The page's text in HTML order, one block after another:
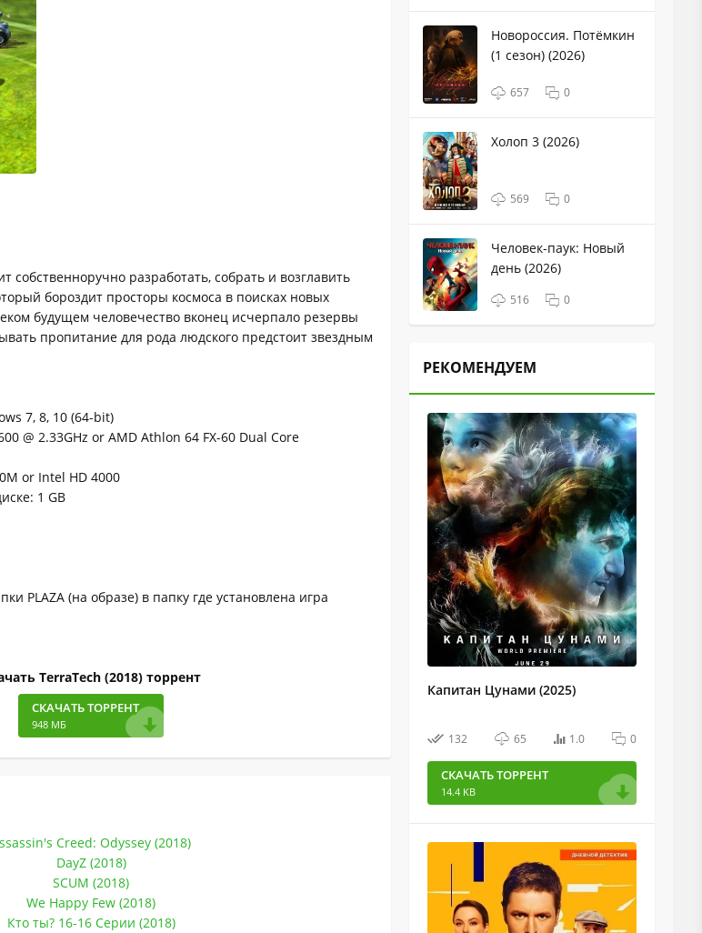
собственноручно разработать, собрать и возглавить
бороздит просторы космоса в поисках новых
будущем человечество вконец исчерпало резервы
пропитание для рода людского предстоит звездным
7, 8, 10 (64-bit)
@ 2.33GHz or AMD Athlon 64 FX-60 Dual Core
or Intel HD 4000
1 GB
PLAZA (на образе) в папку где установлена игра
TerraTech (2018) торрент
СКАЧАТЬ ТОРРЕНТ
948 МБ
Creed: Odyssey (2018)
DayZ (2018)
SCUM (2018)
We Happy Few (2018)
Кто ты? 16-16 Серии (2018)
Новороссия. Потёмкин
(1 сезон) (2026)
657 0
Холоп 3 (2026)
569 0
Человек-паук: Новый
день (2026)
516 0
РЕКОМЕНДУЕМ
Капитан Цунами (2025)
132 65 1.0 0
СКАЧАТЬ ТОРРЕНТ
14.4 KB